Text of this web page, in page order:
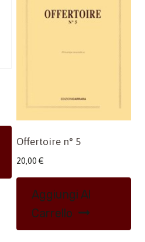
Offertoire n° 5
20,00 €
Aggiungi Al
Carrello